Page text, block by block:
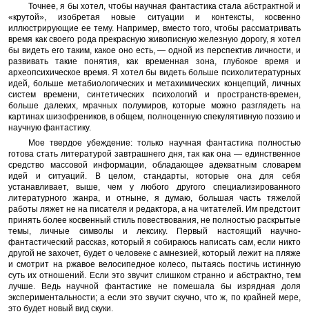
Точнее, я бы хотел, чтобы научная фантастика стала абстрактной и
«крутой», изобретая новые ситуации и контексты, косвенно
иллюстрирующие ее тему. Например, вместо того, чтобы рассматривать
время как своего рода прекрасную живописную железную дорогу, я хотел
бы видеть его таким, какое оно есть, — одной из перспектив личности, и
развивать такие понятия, как временная зона, глубокое время и
археопсихическое время. Я хотел бы видеть больше психолитературных
идей, больше метабиологических и метахимических концепций, личных
систем времени, синтетических психологий и пространств-времен,
больше далеких, мрачных полумиров, которые можно разглядеть на
картинах шизофреников, в общем, полноценную спекулятивную поэзию и
научную фантастику.
Мое твердое убеждение: только научная фантастика полностью
готова стать литературой завтрашнего дня, так как она — единственное
средство массовой информации, обладающее адекватным словарем
идей и ситуаций. В целом, стандарты, которые она для себя
устанавливает, выше, чем у любого другого специализированного
литературного жанра, и отныне, я думаю, большая часть тяжелой
работы ляжет не на писателя и редактора, а на читателей. Им предстоит
принять более косвенный стиль повествования, не полностью раскрытые
темы, личные символы и лексику. Первый настоящий научно-
фантастический рассказ, который я собираюсь написать сам, если никто
другой не захочет, будет о человеке с амнезией, который лежит на пляже
и смотрит на ржавое велосипедное колесо, пытаясь постичь истинную
суть их отношений. Если это звучит слишком странно и абстрактно, тем
лучше. Ведь научной фантастике не помешала бы изрядная доля
экспериментальности; а если это звучит скучно, что ж, по крайней мере,
это будет новый вид скуки.